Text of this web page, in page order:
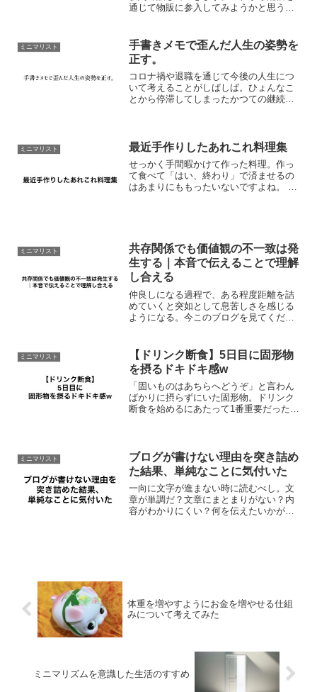
通じて物販に参入してみようかと思う人
の不向き側の視点になりますねw結論:義
務感に負けましたはい。...
ミニマリスト
手書きメモで歪んだ人生の姿勢を
正す。
コロナ禍や退職を通じて今後の人生につ
いて考えることがしばしば。ひょんなこ
とから停滞してしまったかつての継続行
る。具体的には健康体質を心...
ミニマリスト 最近手作りしたあれこれ料理集
せっかく手間暇かけて作った料理。作っ
て食べて「はい、終わり」で済ませるの
はあまりにももったいないですよね。 絵
ミニマリスト
共存関係でも価値観の不一致は発
生する｜本音で伝えることで理解
し合える
仲良しになる過程で、ある程度距離を詰
めていくと突如として息苦しさを感じる
ようになる。今このブログを見てくださ
い話ではありません。家庭、学校、仕事
の人間関係にはよくあるこ...
ミニマリスト
【ドリンク断食】5日目に固形物
を摂るドキドキ感w
「固いものはあちらへどうぞ」と言わん
ばかりに摂らずにいた固形物。ドリンク
断食を始めるにあたって1番重要だったこ
べることの方が多い生活...
ミニマリスト
ブログが書けない理由を突き詰め
た結果、単純なことに気付いた
一向に文字が進まない時に読むべし。文
章が単調だ？文章にまとまりがない？内
容がわかりにくい？何を伝えたいかが伝
体重を増やすようにお金を増やせる仕組
みについて考えてみた
ミニマリズムを意識した生活のすすめ